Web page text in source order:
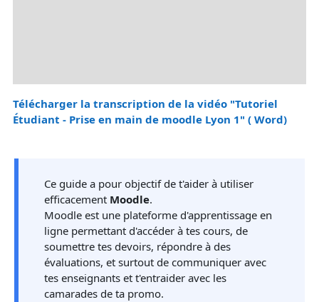
Télécharger la transcription de la vidéo "Tutoriel
Étudiant - Prise en main de moodle Lyon 1" ( Word)
Ce guide a pour objectif de t'aider à utiliser
efficacement Moodle.
Moodle est une plateforme d'apprentissage en
ligne permettant d'accéder à tes cours, de
soumettre tes devoirs, répondre à des
évaluations, et surtout de communiquer avec
tes enseignants et t'entraider avec les
camarades de ta promo.